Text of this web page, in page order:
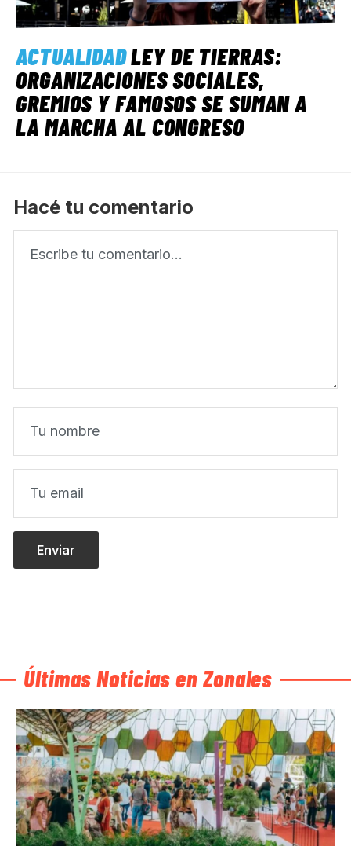
ACTUALIDADLEY DE TIERRAS:
ORGANIZACIONES SOCIALES,
GREMIOS Y FAMOSOS SE SUMAN A
LA MARCHA AL CONGRESO
Hacé tu comentario
Últimas Noticias en Zonales